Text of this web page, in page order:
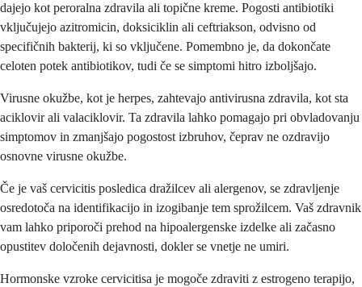
dajejo kot peroralna zdravila ali topične kreme. Pogosti antibiotiki
vključujejo azitromicin, doksiciklin ali ceftriakson, odvisno od
specifičnih bakterij, ki so vključene. Pomembno je, da dokončate
celoten potek antibiotikov, tudi če se simptomi hitro izboljšajo.
Virusne okužbe, kot je herpes, zahtevajo antivirusna zdravila, kot sta
aciklovir ali valaciklovir. Ta zdravila lahko pomagajo pri obvladovanju
simptomov in zmanjšajo pogostost izbruhov, čeprav ne ozdravijo
osnovne virusne okužbe.
Če je vaš cervicitis posledica dražilcev ali alergenov, se zdravljenje
osredotoča na identifikacijo in izogibanje tem sprožilcem. Vaš zdravnik
vam lahko priporoči prehod na hipoalergenske izdelke ali začasno
opustitev določenih dejavnosti, dokler se vnetje ne umiri.
Hormonske vzroke cervicitisa je mogoče zdraviti z estrogeno terapijo,